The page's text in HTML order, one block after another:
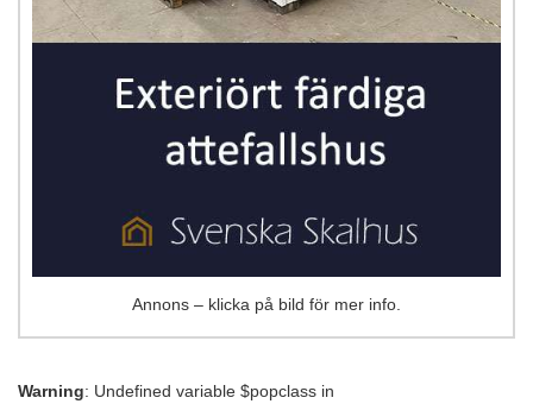
Annons – klicka på bild för mer info.
Warning: Undefined variable $popclass in